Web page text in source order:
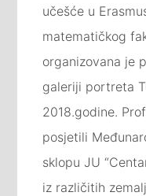
učešće u
matematičkog
organizovana je
galeriji portreta
2018.godine.
posjetili
sklopu JU
iz različitih